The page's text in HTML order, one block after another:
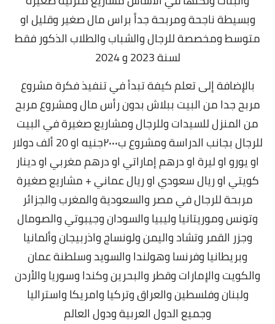
الاستثمار
وبسيطة ناجحة ومربحة جداً براس مال صغير وقليل او
متوسط ومخصصة للرجال والشباب والطلاب الذكور فقط
لسنة 2023 و 2024
بالإضافة إلى تعلم كيفة تبدأ في تنفيذ فكرة مشروع
مربح جدا من البيت ببلاش بدون رأس مال ومشروع مربح
من المنزل للسيدات وللرجال ومشاريع صغيرة في البيت
للرجال بجانب الدراسة ومشروع ب٢٠٠٠جنيه او 20 ألف دولار
او يورو او ليرة او درهم إماراتي او درهم مغربي او دينار
كويتي او ريال سعودي او ريال عماني + مشاريع صغيرة
مربحة للرجال في مصر والسعودية والمغرب والجزائر
وتونس وموريتانيا وليبيا والسودان وجيبوتي والصومال
وجزر القمر وتشاد واليمن ولونساج واذربيجان وألمانيا
وبريطانيا وفرنسا وهولندا والسويد وسلطنة عمان
والكويت والإمارات وقطر والبحرين وكندا وسوريا والأردن
ولبنان وفلسطين والعراق وتركيا وامريكا واستراليا
وجميع الدول العربية ودول العالم